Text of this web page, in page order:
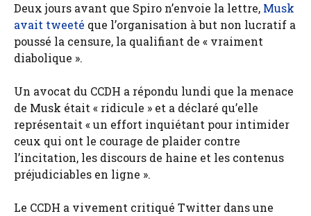
Deux jours avant que Spiro n’envoie la lettre, Musk
avait tweeté que l’organisation à but non lucratif a
poussé la censure, la qualifiant de « vraiment
diabolique ».
Un avocat du CCDH a répondu lundi que la menace
de Musk était « ridicule » et a déclaré qu’elle
représentait « un effort inquiétant pour intimider
ceux qui ont le courage de plaider contre
l’incitation, les discours de haine et les contenus
préjudiciables en ligne ».
Le CCDH a vivement critiqué Twitter dans une